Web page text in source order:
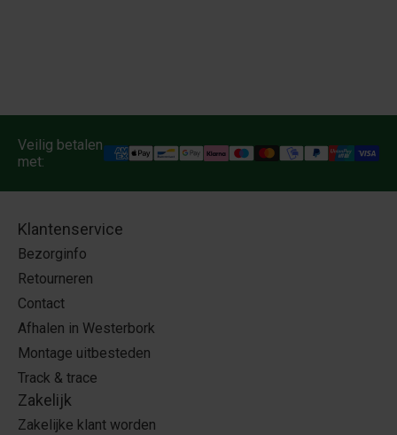
Veilig betalen
met:
Klantenservice
Bezorginfo
Retourneren
Contact
Afhalen in Westerbork
Montage uitbesteden
Track & trace
Zakelijk
Zakelijke klant worden